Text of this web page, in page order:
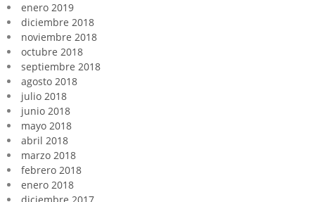
enero 2019
diciembre 2018
noviembre 2018
octubre 2018
septiembre 2018
agosto 2018
julio 2018
junio 2018
mayo 2018
abril 2018
marzo 2018
febrero 2018
enero 2018